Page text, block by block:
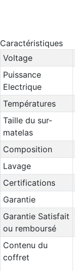
Caractéristiques
Voltage
Puissance
Electrique
Températures
Taille du sur-
matelas
Composition
Lavage
Certifications
Garantie
Garantie Satisfait
ou remboursé
Contenu du
coffret